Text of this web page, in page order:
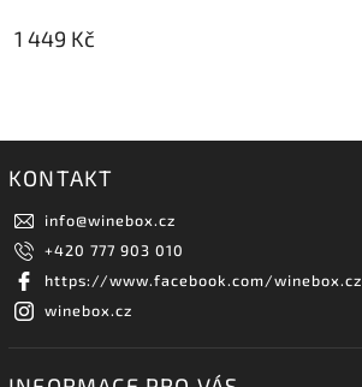
1 449 Kč
KONTAKT
info@winebox.cz
+420 777 903 010
https://www.facebook.com/winebox.cz
winebox.cz